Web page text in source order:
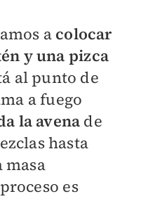
acolocar
y una pizca
al punto de
a fuego
la avena de
hasta
masa
es